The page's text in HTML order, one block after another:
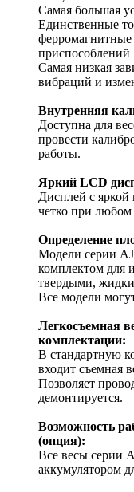
Самая большая
Единственные
ферромагнитные
приспособлений
Самая низкая
вибраций и
Внутренняя
Доступна для
провести
работы.
Яркий LCD
Дисплей с
четко при
Определение
Модели серии
комплектом для
твердыми,
Все модели
Легкосъемная
комплектации:
В стандартную
входит съемная
Позволяет
демонтируется.
Возможность
(опция):
Все весы серии
аккумулятором